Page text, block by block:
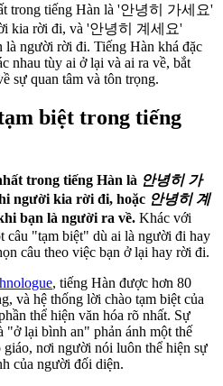
trong tiếng Hàn là '안녕히 가세요'
kia rời đi, và '안녕히 계세요'
người rời đi. Tiếng Hàn khá đặc
nhau tùy ai ở lại và ai ra về, bắt
sự quan tâm và tôn trọng.
biệt trong tiếng
trong tiếng Hàn là 안녕히 가
người kia rời đi, hoặc 안녕히 계
bạn là người ra về. Khác với
câu "tạm biệt" dù ai là người đi hay
câu theo việc bạn ở lại hay rời đi.
, tiếng Hàn được hơn 80
và hệ thống lời chào tạm biệt của
thể hiện văn hóa rõ nhất. Sự
lại bình an" phản ánh một thế
nơi người nói luôn thể hiện sự
của người đối diện.